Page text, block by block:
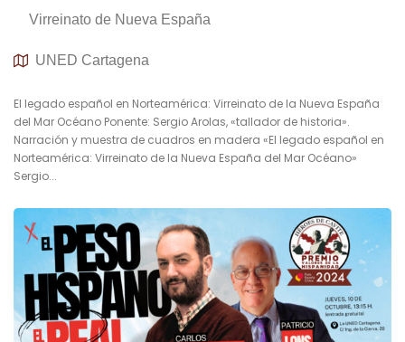
Virreinato de Nueva España
UNED Cartagena
El legado español en Norteamérica: Virreinato de la Nueva España
del Mar Océano Ponente: Sergio Arolas, «tallador de historia».
Narración y muestra de cuadros en madera «El legado español en
Norteamérica: Virreinato de la Nueva España del Mar Océano»
Sergio...